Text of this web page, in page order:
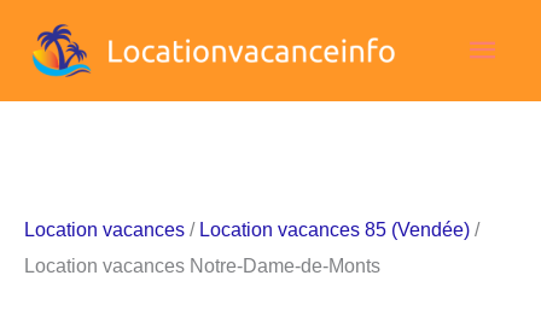
Location vacances / Location vacances 85 (Vendée) /
Location vacances Notre-Dame-de-Monts